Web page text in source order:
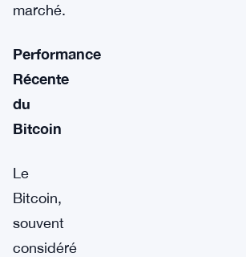
marché.
Performance
Récente
du
Bitcoin
Le
Bitcoin,
souvent
considéré